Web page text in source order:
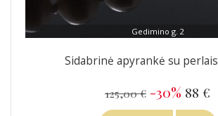
Gedimino g. 2
Sidabrinė apyrankė su perlais
125,00 € -30% 88 €